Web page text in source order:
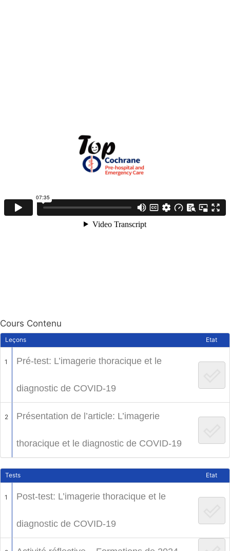
Cours Contenu
Leçons Etat
1 Pré-test: L’imagerie thoracique et le
diagnostic de COVID-19
2 Présentation de l’article: L’imagerie
thoracique et le diagnostic de COVID-19
Tests Etat
1 Post-test: L’imagerie thoracique et le
diagnostic de COVID-19